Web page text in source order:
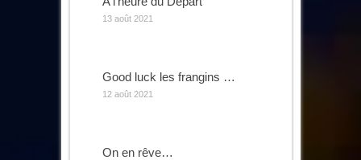
13 août 2021
Good luck les frangins …
12 août 2021
On en rêve…